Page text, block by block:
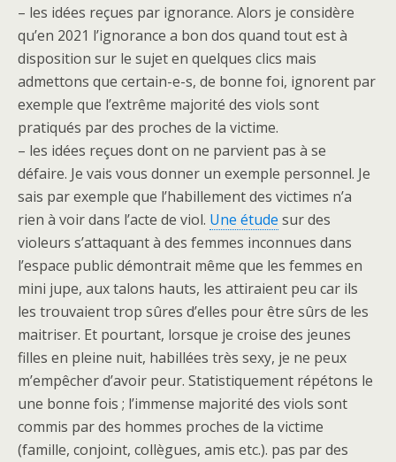
– les idées reçues par ignorance. Alors je considère
qu’en 2021 l’ignorance a bon dos quand tout est à
disposition sur le sujet en quelques clics mais
admettons que certain-e-s, de bonne foi, ignorent par
exemple que l’extrême majorité des viols sont
pratiqués par des proches de la victime.
– les idées reçues dont on ne parvient pas à se
défaire. Je vais vous donner un exemple personnel. Je
sais par exemple que l’habillement des victimes n’a
rien à voir dans l’acte de viol. Une étude sur des
violeurs s’attaquant à des femmes inconnues dans
l’espace public démontrait même que les femmes en
mini jupe, aux talons hauts, les attiraient peu car ils
les trouvaient trop sûres d’elles pour être sûrs de les
maitriser. Et pourtant, lorsque je croise des jeunes
filles en pleine nuit, habillées très sexy, je ne peux
m’empêcher d’avoir peur. Statistiquement répétons le
une bonne fois ; l’immense majorité des viols sont
commis par des hommes proches de la victime
(famille, conjoint, collègues, amis etc.). pas par des